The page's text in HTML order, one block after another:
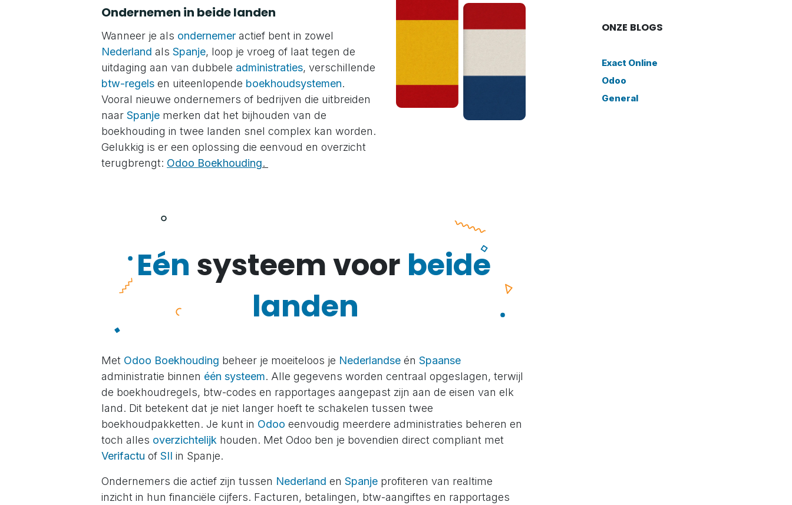
Ondernemen in beide landen
Wanneer je als ondernemer actief bent in zowel
Nederland als Spanje, loop je vroeg of laat tegen de
uitdaging aan van dubbele administraties, verschillende
btw-regels en uiteenlopende boekhoudsystemen.
Vooral nieuwe ondernemers of bedrijven die uitbreiden
naar Spanje merken dat het bijhouden van de
boekhouding in twee landen snel complex kan worden.
Gelukkig is er een oplossing die eenvoud en overzicht
terugbrengt: Odoo Boekhouding.
Eén systeem voor beide
landen
Met Odoo Boekhouding beheer je moeiteloos je Nederlandse én Spaanse
administratie binnen één systeem. Alle gegevens worden centraal opgeslagen, terwijl
de boekhoudregels, btw-codes en rapportages aangepast zijn aan de eisen van elk
land. Dit betekent dat je niet langer hoeft te schakelen tussen twee
boekhoudpakketten. Je kunt in Odoo eenvoudig meerdere administraties beheren en
toch alles overzichtelijk houden. Met Odoo ben je bovendien direct compliant met
Verifactu of SII in Spanje.
Ondernemers die actief zijn tussen Nederland en Spanje profiteren van realtime
inzicht in hun financiële cijfers. Facturen, betalingen, btw-aangiftes en rapportages
ONZE BLOGS
Exact Online
Odoo
General